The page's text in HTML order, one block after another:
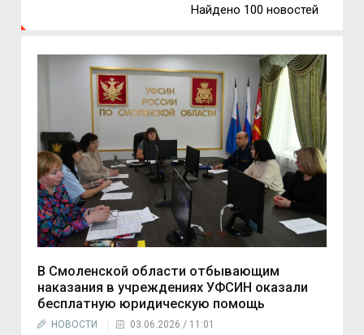
Найдено 100 новостей
В Смоленской области отбывающим
наказания в учреждениях УФСИН оказали
бесплатную юридическую помощь
НОВОСТИ 03.06.2026 / 11:01